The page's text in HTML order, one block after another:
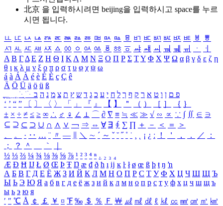
北京 을 입력하시려면 beijing을 입력하시고 space를 누르
시면 됩니다.
ㅥ ㅦ ㅧ ㅨ ㅩ ㅪ ㅫ ㅬ ㅭ ㅮ ㅯ ㅰ ㅱ ㅲ ㅳ ㅴ ㅵ ㅶ ㅷ ㅸ
ㅹ
ㅺ ㅻ ㅼ ㅽ ㅾ ㅿ ㆀ ㆁ ㆂ ㆃ ㆄ ㆅ ㆆ ㆇ ㆈ ㆉ ㆊ ㆋ ㆌ ㆍ
ㆎ
Α Β ΓΔ Ε Ζ Η Θ Ι ΚΛ Μ Ν Ξ Ο Π Ρ Σ ΤΥ Φ Χ Ψ Ω α β γ δ ε ζ η
θ ι κ λ μ ν ξ ο π ρ σ τ υ φ χ ψ ω
á à Á À é è É È ç Ç ê
Ä Ö Ü ä ö ü ß
ִֶֹ ֻּ ׁׂ פ ם ן ו ט א ר ק ף ך ל ח י ע כ ג ד ש ץ ת צ מ נ ה ב
‘ ’ “ ” 〔 〕 〈 〉 「 」 『 』 【 】 ＂ （ ） ［ ］ ｛ ｝
± × ÷ ≠ ≤ ≥ ∞ ∴ ♂ ♀ ∠ ⊥ ⌒ ∂ ∇ ≡ ≒ ≪ ≫ √ ∽ ∝ ∵ ∫ ∬ ∈ ∋
⊆ ⊇ ⊂ ⊃ ∪ ∩ ∧ ∨ ￢ ⇒ ⇔ ∀ ∃ ∮ ∑ ∏ ＋ － ＜ ＝
＞
、
。 · ‥ … ¨ 〃 ― ＼ ∼ ´ ～ ˇ ˘ ˝ ˚ ˙ ¸ ¡ ¿ ː ！ ＇ ， ． ／
：
；
？ ＾ ｀
½ ⅓ ⅔ ¼ ¾ ⅛ ⅜ ⅝ ⅞ ¹ ² ³ ⁴ ⁿ ₁ ₂ ₃ ₄
Æ Ð Ħ Ĳ Ł Ø Œ Þ Ŧ Ŋ æ đ ð ħ ı ĳ ĸ ŀ ł ø œ ß þ ŧ ŋ ŉ
А Б В Г Д Е Ё Ж З И Й К Л М Н О П Р С Т У Ф Х Ц Ч Ш Щ Ъ
Ы Ь Э Ю Я а б в г д е ё ж з и й к л м н о п р с т у ф х ц ч ш щ ъ
ы ь э ю я
′ ″ ℃ Å ￠ ￡ ￥ ¤ ℉ ‰ ＄ ％ Ｆ ￦ ㎕ ㎖ ㎗ ℓ ㎘ ㏄ ㎣ ㎤ ㎥ ㎦